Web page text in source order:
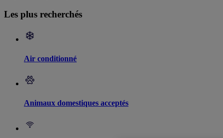
Les plus recherchés
Air conditionné
Animaux domestiques acceptés